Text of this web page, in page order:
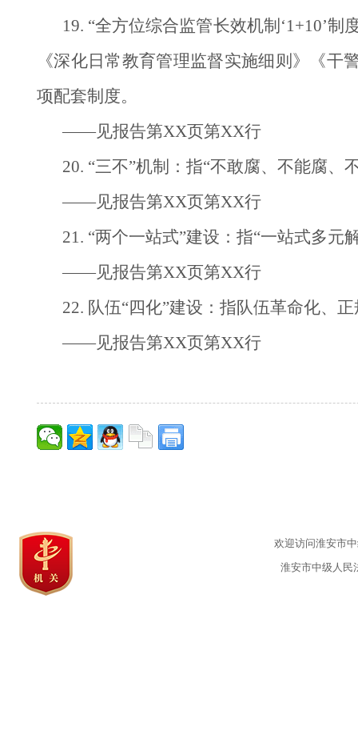
19. “全方位综合监管长效机制‘1+10’
《深化日常教育管理监督实施细则》《
项配套制度。
——见报告第XX页第XX行
20. “三不”机制：指“不敢腐、不能腐、
——见报告第XX页第XX行
21. “两个一站式”建设：指“一站式多
——见报告第XX页第XX行
22. 队伍“四化”建设：指队伍革命化、
——见报告第XX页第XX行
欢迎访问淮安市
淮安市中级人